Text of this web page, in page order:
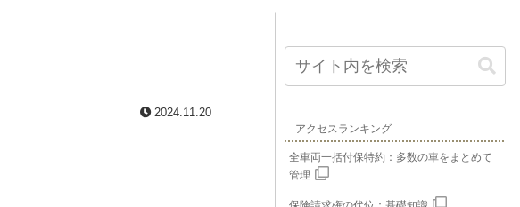
2024.11.20
アクセスランキング
全車両一括付保特約：多数の車をまとめて
管理